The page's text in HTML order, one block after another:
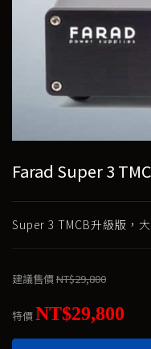
Farad Super 3
Super 3 TMCB升級版，
建議售價NT$29,800
特價NT$29,800